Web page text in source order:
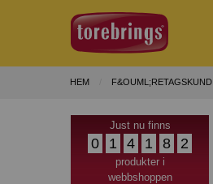
HEM F&OUML;RETAGSKUND
Just nu finns
0 1 4 1 8 2
produkter i
webbshoppen